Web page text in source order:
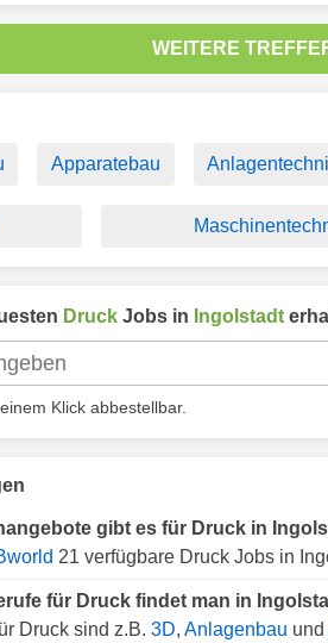
WEITERE
Apparatebau
Druck Jobs in Ingolstadt
Klick abbestellbar.
gibt es für Druck in
21 verfügbare Druck Jobs in
für Druck findet man in
Druck sind z.B. 3D, Anlagenbau und